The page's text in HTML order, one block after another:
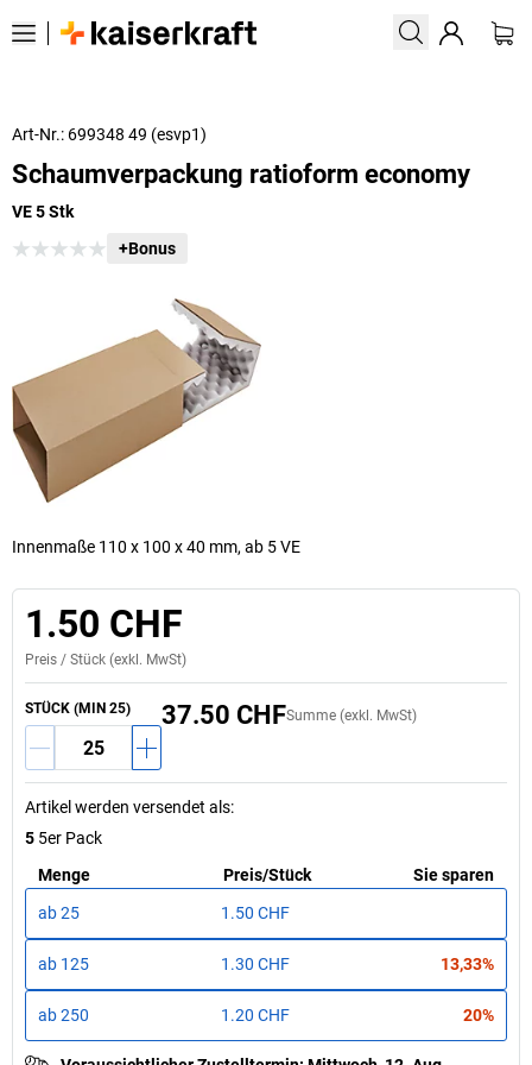
Art-Nr.: 699348 49 (esvp1)
Schaumverpackung ratioform economy
VE 5 Stk
+Bonus
Innenmaße 110 x 100 x 40 mm, ab 5 VE
1.50 CHF
Preis / Stück (exkl. MwSt)
STÜCK (MIN 25) Summe (exkl. MwSt)
37.50 CHF
Artikel werden versendet als:
5 5er Pack
Menge
Preis/Stück
Sie sparen
ab25 1.50 CHF
ab 125 1.30 CHF 13,33%
ab250 1.20 CHF 20%